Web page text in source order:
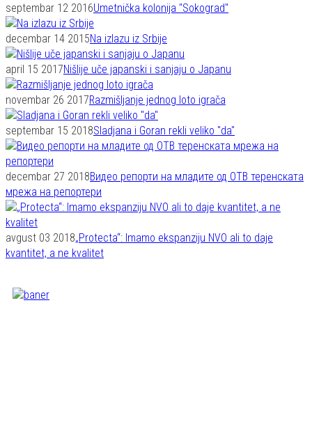
septembar 12 2016Umetnička kolonija "Sokograd"
decembar 14 2015Na izlazu iz Srbije
april 15 2017Nišlije uče japanski i sanjaju o Japanu
novembar 26 2017Razmišljanje jednog loto igrača
septembar 15 2018Sladjana i Goran rekli veliko "da"
decembar 27 2018Видео репорти на младите од ОТВ теренската
мрежа на репортери
avgust 03 2018„Protecta“: Imamo ekspanziju NVO ali to daje
kvantitet, a ne kvalitet